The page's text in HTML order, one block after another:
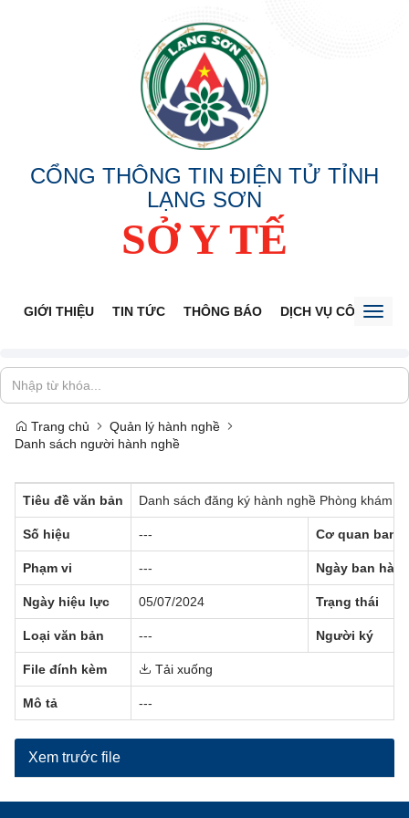
CỔNG THÔNG TIN ĐIỆN TỬ TỈNH
LẠNG SƠN
SỞ Y TẾ
GIỚI THIỆU TIN TỨC THÔNG BÁO DỊCH VỤ CÔNG
Trang chủ
Quản lý hành nghề
Danh sách người hành nghề
Tiêu đề văn bản Danh sách đăng ký hành nghề Phòng khám
Số hiệu --- Cơ quan ban
Phạm vi --- Ngày ban
Ngày hiệu lực 05/07/2024 Trạng thái
Loại văn bản --- Người ký
File đính kèm Tải xuống
Mô tả ---
Xem trước file